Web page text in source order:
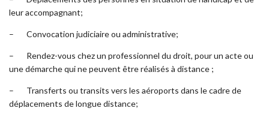
leur accompagnant;
– Convocation judiciaire ou administrative;
– Rendez-vous chez un professionnel du droit, pour un acte ou
une démarche qui ne peuvent être réalisés à distance ;
– Transferts ou transits vers les aéroports dans le cadre de
déplacements de longue distance;